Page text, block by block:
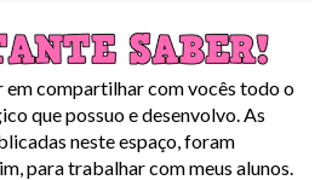
em compartilhar com vocês todo o
que possuo e desenvolvo. As
neste espaço, foram
para trabalhar com meus alunos.